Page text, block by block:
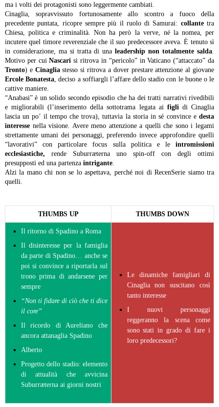
ma i volti dei protagonisti sono leggermente cambiati.
Cinaglia, sopravvissuto fortunosamente allo scontro a fuoco della
precedente puntata, ricopre sempre più il ruolo di Samurai: collantetra
Chiesa, politica e criminalità. Non ha però la verve, né la nomea, per
incutere quel timore reverenziale che il suo predecessore aveva. È tenuto sì
in considerazione, ma si tratta di unaleadership non totalmente salda
Motivo per cuiNascari si ritrova in “pericolo” in Vaticano (“attaccato” da
Tronto) e Cinagliastesso si ritrova a dover prestare attenzione al giovane
Ercole Bonatesta , deciso a soffiargli l’affare dello stadio con le buone o le
cattive maniere.
“Anabasi” è un solido secondo episodio che ha dei tratti narrativi rivedibili
e migliorabili (l’inserimento della sottotrama legata ai figli di Cinaglia
lascia un po’ il tempo che trova), tuttavia la storia in sé convince e desta
interesse nella visione. Avere meno attenzione a quelli che sono i legami
strettamente umani dei personaggi, preferendo invece approfondire quelli
“lavorativi” con particolare focus sulla politica e le intromissioni
ecclesiastiche, rende Suburræterna uno spin-off con degli ottimi
presupposti ed una partenza intrigante
Alzi la mano chi non se lo aspettava, perché noi di RecenSerie siamo tra
quelli.
THUMBS UP THUMBS DOWN
Il ritorno di Spadino a Roma
Il disinteresse per la famiglia
da parte di Spadino… anche se
poi si convince a riportarla sul
trono prima di andarsene per
sempre
“Non ti fidare di ciò che ti dice
il core”
Il ricordo di Aureliano che
ancora attanaglia Spadino
Alberto
Progetto dello stadio: elemento
di attualità che avvicina
Suburræterna ai giorni nostri
Le dinamiche famigliari di
Cinaglia non suscitano così
tanto interesse
I nuovi personaggi
reggeranno la scena come
sono stati in grado di fare i
loro predecessori?